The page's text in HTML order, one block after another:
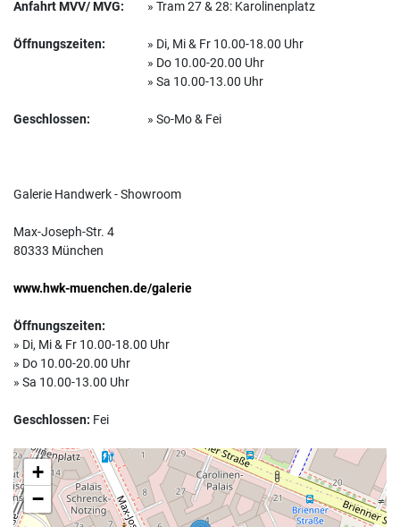
Anfahrt MVV/ MVG: » Tram 27 & 28: Karolinenplatz
Öffnungszeiten:
» Di, Mi & Fr 10.00-18.00 Uhr
» Do 10.00-20.00 Uhr
» Sa 10.00-13.00 Uhr
Geschlossen: » So-Mo & Fei
Galerie Handwerk - Showroom
Max-Joseph-Str. 4
80333 München
www.hwk-muenchen.de/galerie
Öffnungszeiten:
» Di, Mi & Fr 10.00-18.00 Uhr
» Do 10.00-20.00 Uhr
» Sa 10.00-13.00 Uhr
Geschlossen: Fei
+
−